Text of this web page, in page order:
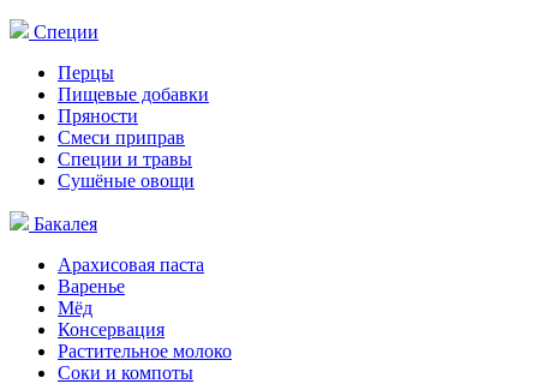
Специи
Перцы
Пищевые добавки
Пряности
Смеси приправ
Специи и травы
Сушёные овощи
Бакалея
Арахисовая паста
Варенье
Мёд
Консервация
Растительное молоко
Соки и компоты